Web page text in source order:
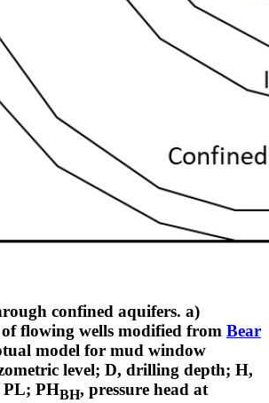
confined aquifers. a)
flowing wells modified from Bear
model for mud window
level; D, drilling depth; H,
PL; PHBH, pressure head at